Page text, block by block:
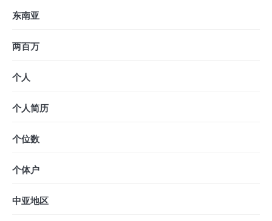
东南亚
两百万
个人
个人简历
个位数
个体户
中亚地区